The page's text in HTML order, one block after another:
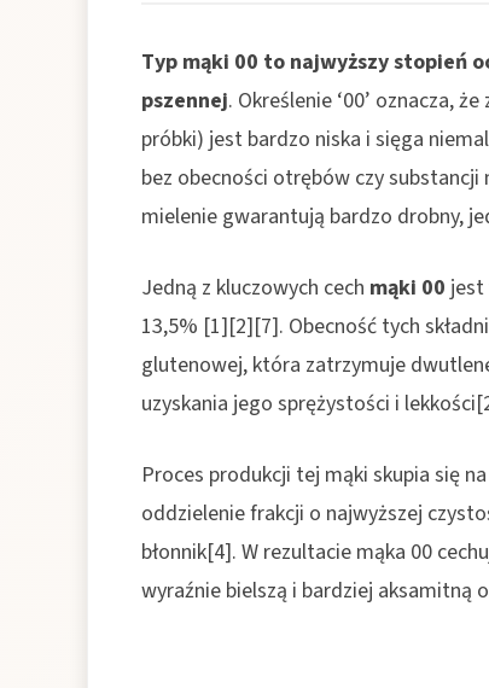
Typ mąki 00 to najwyższy stopień
pszennej. Określenie ‘00’ oznacza,
próbki) jest bardzo niska i sięga
bez obecności otrębów czy
mielenie gwarantują bardzo drobny,
Jedną z kluczowych cech mąki 00 jest
13,5% [1][2][7]. Obecność tych
glutenowej, która zatrzymuje
uzyskania jego sprężystości i
Proces produkcji tej mąki skupia się
oddzielenie frakcji o najwyższej
błonnik[4]. W rezultacie mąka 00
wyraźnie bielszą i bardziej aksamitną